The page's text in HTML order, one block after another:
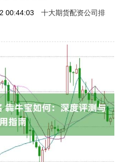
00:44:03
十大期货配资公司排